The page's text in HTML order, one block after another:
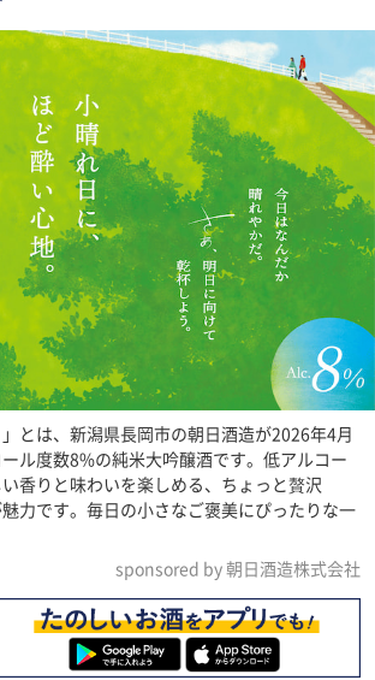
」とは、新潟県長岡市の朝日酒造が2026年4月
ル度数8%の純米大吟醸酒です。低アルコー
香りと味わいを楽しめる、ちょっと贅沢
力です。毎日の小さなご褒美にぴったりな一
sponsored by 朝日酒造株式会社